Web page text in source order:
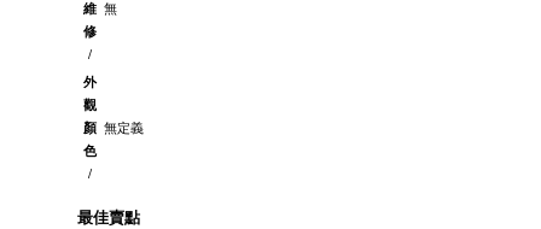
維
修
/
無
外
觀
顏
色
/
無定義
最佳賣點